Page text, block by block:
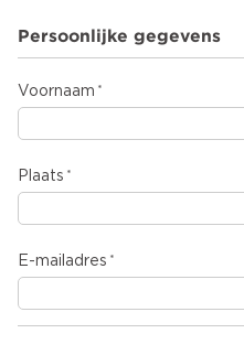
Persoonlijke gegevens
Voornaam
Plaats
E-mailadres